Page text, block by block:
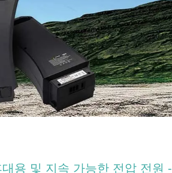
대용 및 지속 가능한 전압 전원